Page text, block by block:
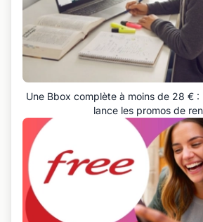
Une Bbox complète à moins de 28 € :
lance les promos de